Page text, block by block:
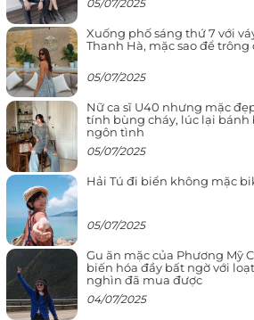
05/07/2025
Xuống phố sáng thứ 7 với
Thanh Hà, mặc sao để
05/07/2025
Nữ ca sĩ U40 nhưng mặc
tính bùng cháy, lúc lại bánh
ngôn tình
05/07/2025
Hải Tú đi biển không mặc
05/07/2025
Gu ăn mặc của Phương Mỹ
biến hóa đầy bất ngờ với
nghìn đã mua được
04/07/2025